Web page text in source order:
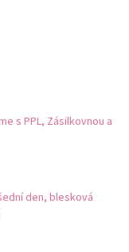
s PPL, Zásilkovnou a
den, blesková